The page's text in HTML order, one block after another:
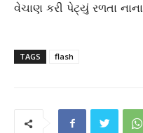
વેચાણ કરી પેટ્યું રળતા
TAGS flash